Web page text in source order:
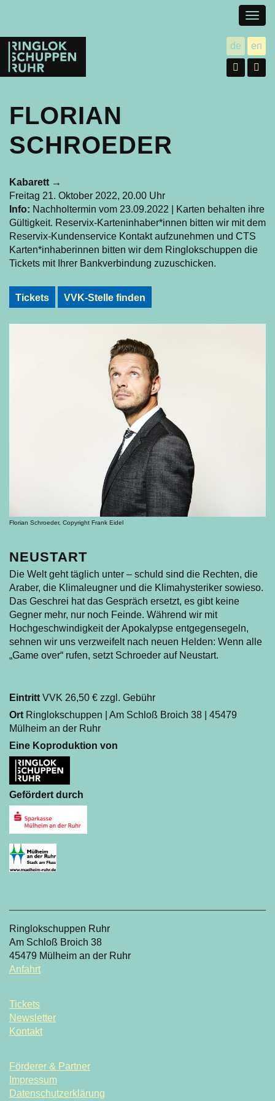
Ringlokschuppen
Ruhr
de utsch
en
FLORIAN
SCHROEDER
Kabarett →
Freitag 21. Oktober 2022, 20.00 Uhr
Info: Nachholtermin vom 23.09.2022 | Karten behalten ihre
Gültigkeit. Reservix-Karteninhaber*innen bitten wir mit dem
Reservix-Kundenservice Kontakt aufzunehmen und CTS
Karten*inhaberinnen bitten wir dem Ringlokschuppen die
Tickets mit Ihrer Bankverbindung zuzuschicken.
Tickets VVK-Stelle finden
Florian Schroeder, Copyright Frank Eidel
NEUSTART
Die Welt geht täglich unter – schuld sind die Rechten, die
Araber, die Klimaleugner und die Klimahysteriker sowieso.
Das Geschrei hat das Gespräch ersetzt, es gibt keine
Gegner mehr, nur noch Feinde. Während wir mit
Hochgeschwindigkeit der Apokalypse entgegensegeln,
sehnen wir uns verzweifelt nach neuen Helden: Wenn alle
„Game over“ rufen, setzt Schroeder auf Neustart.
Eintritt VVK 26,50 € zzgl. Gebühr
Ort Ringlokschuppen | Am Schloß Broich 38 | 45479
Mülheim an der Ruhr
Eine Koproduktion von
Gefördert durch
Ringlokschuppen Ruhr
Am Schloß Broich 38
45479 Mülheim an der Ruhr
Anfahrt
Tickets
Newsletter
Kontakt
Förderer & Partner
Impressum
Datenschutzerklärung